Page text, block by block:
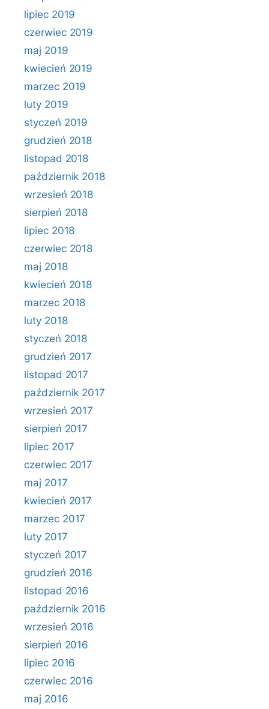
lipiec 2019
czerwiec 2019
maj 2019
kwiecień 2019
marzec 2019
luty 2019
styczeń 2019
grudzień 2018
listopad 2018
październik 2018
wrzesień 2018
sierpień 2018
lipiec 2018
czerwiec 2018
maj 2018
kwiecień 2018
marzec 2018
luty 2018
styczeń 2018
grudzień 2017
listopad 2017
październik 2017
wrzesień 2017
sierpień 2017
lipiec 2017
czerwiec 2017
maj 2017
kwiecień 2017
marzec 2017
luty 2017
styczeń 2017
grudzień 2016
listopad 2016
październik 2016
wrzesień 2016
sierpień 2016
lipiec 2016
czerwiec 2016
maj 2016